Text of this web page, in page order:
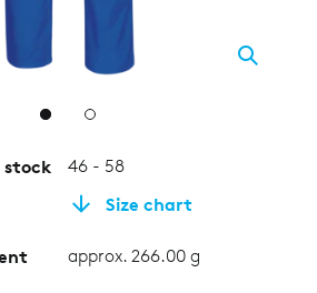
stock 46 - 58
Size chart
approx. 266.00 g